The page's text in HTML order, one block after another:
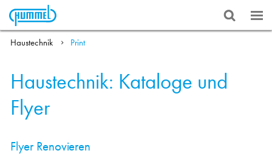
Haustechnik Print
Haustechnik: Kataloge und
Flyer
Flyer Renovieren